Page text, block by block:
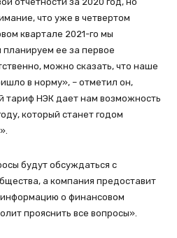
что уже в четвертом
квартале 2021-го мы
ее за первое
можно сказать, что наше
в норму», – отметил он,
тариф НЭК дает нам возможность
который станет годом
будут обсуждаться с
а компания предоставит
о финансовом
прояснить все вопросы».